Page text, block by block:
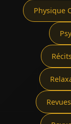
Physique